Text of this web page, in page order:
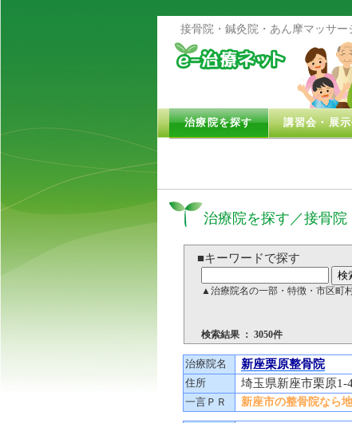
接骨院・鍼灸院・あん摩マッサー
治療院を探す 講習会・展
治療院を探す／接骨
■キーワードで探す
▲治療院名の一部・特徴・市区町
検索結果 ： 3050件
治療院名 新座栗原整骨院
住所 埼玉県新座市栗原
一言ＰＲ 新座市の整骨院なら